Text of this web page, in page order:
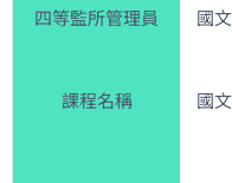
四等監所管理員 國
課程名稱 國